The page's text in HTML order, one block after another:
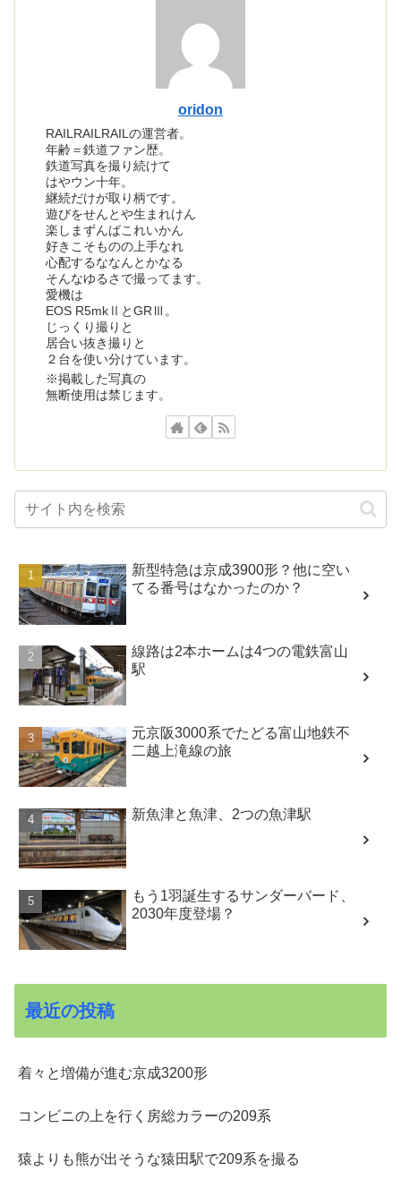
oridon
RAILRAILRAILの運営者。
年齢＝鉄道ファン歴。
鉄道写真を撮り続けて
はやウン十年。
継続だけが取り柄です。
遊びをせんとや生まれけん
楽しまずんばこれいかん
好きこそものの上手なれ
心配するななんとかなる
そんなゆるさで撮ってます。
愛機は
EOS R5mkⅡとGRⅢ。
じっくり撮りと
居合い抜き撮りと
２台を使い分けています。
※掲載した写真の
無断使用は禁じます。
新型特急は京成3900形？他に空い
てる番号はなかったのか？
線路は2本ホームは4つの電鉄富山
駅
元京阪3000系でたどる富山地鉄不
二越上滝線の旅
新魚津と魚津、2つの魚津駅
もう1羽誕生するサンダーバード、
2030年度登場？
最近の投稿
着々と増備が進む京成3200形
コンビニの上を行く房総カラーの209系
猿よりも熊が出そうな猿田駅で209系を撮る